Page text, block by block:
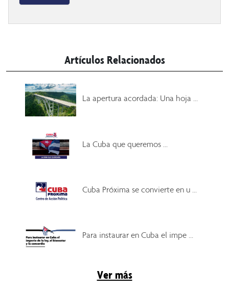
Artículos Relacionados
La apertura acordada: Una hoja ...
La Cuba que queremos ...
Cuba Próxima se convierte en u ...
Para instaurar en Cuba el impe ...
Ver más